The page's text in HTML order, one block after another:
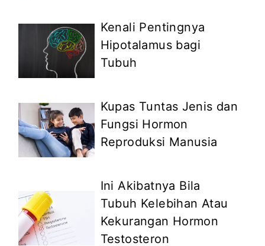
Kenali Pentingnya
Hipotalamus bagi
Tubuh
Kupas Tuntas Jenis dan
Fungsi Hormon
Reproduksi Manusia
Ini Akibatnya Bila
Tubuh Kelebihan Atau
Kekurangan Hormon
Testosteron